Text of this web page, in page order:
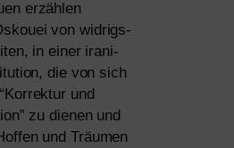
erzäh­len
von wid­rigs­
in einer ira­ni­
die von sich
und
zu die­nen und
und Träumen